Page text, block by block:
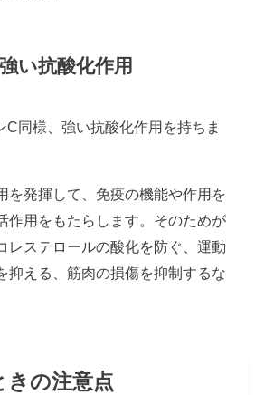
い抗酸化作用
C同様、強い抗酸化作用を持ちま
を発揮して、免疫の機能や作用を
作用をもたらします。そのためが
レステロールの酸化を防ぐ、運動
抑える、筋肉の損傷を抑制するな
きの注意点